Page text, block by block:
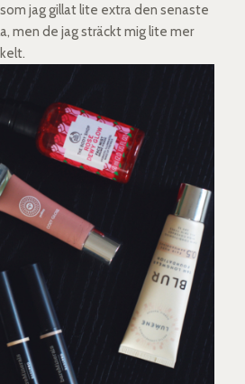
jag gillat lite extra den senaste
men de jag sträckt mig lite mer